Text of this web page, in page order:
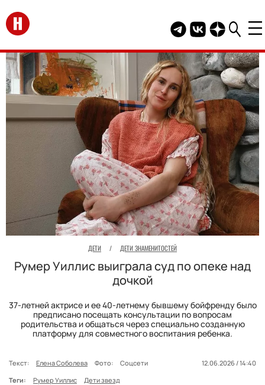
Перейти на главную
Telegram канал
Группа HELLO
Канал
ДЕТИ / ДЕТИ ЗНАМЕНИТОСТЕЙ
Румер Уиллис выиграла суд по опеке над
дочкой
37-летней актрисе и ее 40-летнему бывшему бойфренду было
предписано посещать консультации по вопросам
родительства и общаться через специально созданную
платформу для совместного воспитания ребенка.
Текст: Елена Соболева Фото: Соцсети
12.06.2026 / 14:40
Теги:
Румер Уиллис Дети звезд